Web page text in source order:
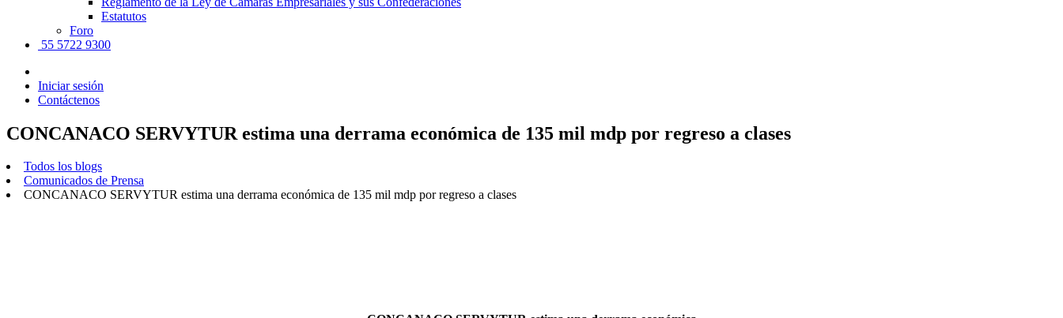
Estatutos
Foro
55 5722 9300
Iniciar sesión
Contáctenos
CONCANACO SERVYTUR estima una derrama económica de 135 mil mdp por regreso a clases
Todos los blogs
Comunicados de Prensa
CONCANACO SERVYTUR estima una derrama económica de 135 mil mdp por regreso a clases